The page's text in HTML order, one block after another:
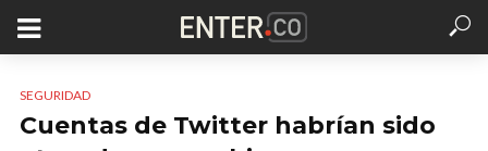
SEGURIDAD
Cuentas de Twitter habrían sido